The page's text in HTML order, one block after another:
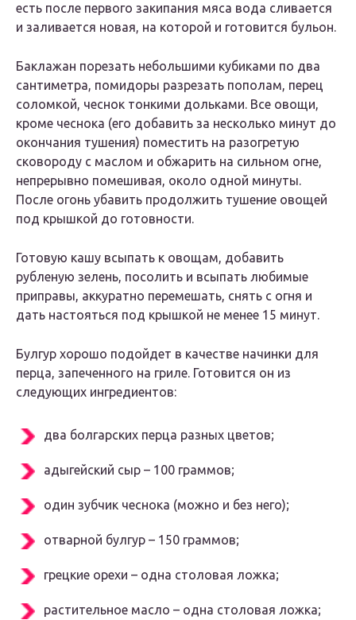
есть после первого закипания мяса вода сливается
и заливается новая, на которой и готовится бульон.
Баклажан порезать небольшими кубиками по два
сантиметра, помидоры разрезать пополам, перец
соломкой, чеснок тонкими дольками. Все овощи,
кроме чеснока (его добавить за несколько минут до
окончания тушения) поместить на разогретую
сковороду с маслом и обжарить на сильном огне,
непрерывно помешивая, около одной минуты.
После огонь убавить продолжить тушение овощей
под крышкой до готовности.
Готовую кашу всыпать к овощам, добавить
рубленую зелень, посолить и всыпать любимые
приправы, аккуратно перемешать, снять с огня и
дать настояться под крышкой не менее 15 минут.
Булгур хорошо подойдет в качестве начинки для
перца, запеченного на гриле. Готовится он из
следующих ингредиентов:
два болгарских перца разных цветов;
адыгейский сыр – 100 граммов;
один зубчик чеснока (можно и без него);
отварной булгур – 150 граммов;
грецкие орехи – одна столовая ложка;
растительное масло – одна столовая ложка;